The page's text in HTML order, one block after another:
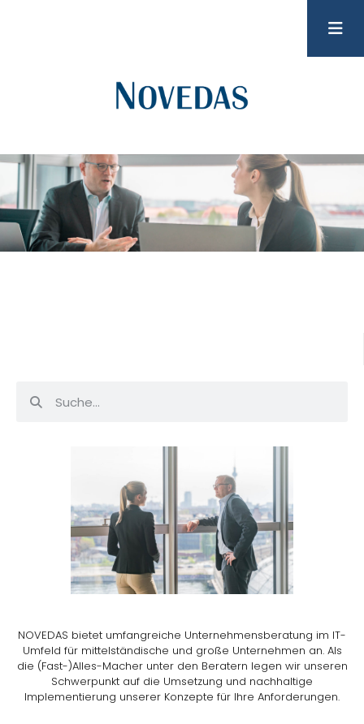
NOVEDAS bietet umfangreiche Unternehmensberatung im IT-
Umfeld für mittelständische und große Unternehmen an. Als
die (Fast-)Alles-Macher unter den Beratern legen wir unseren
Schwerpunkt auf die Umsetzung und nachhaltige
Implementierung unserer Konzepte für Ihre Anforderungen.